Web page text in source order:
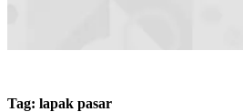
Tag: lapak pasar